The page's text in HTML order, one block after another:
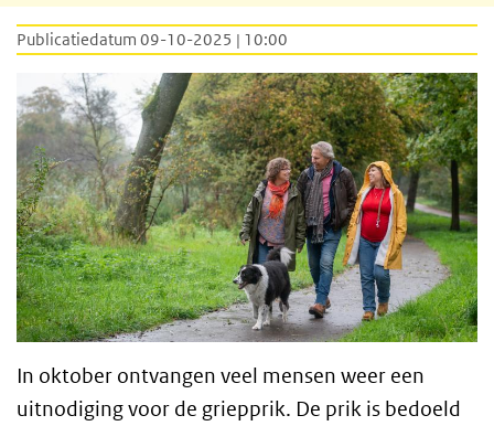
Publicatiedatum 09-10-2025 | 10:00
In oktober ontvangen veel mensen weer een
uitnodiging voor de griepprik. De prik is bedoeld